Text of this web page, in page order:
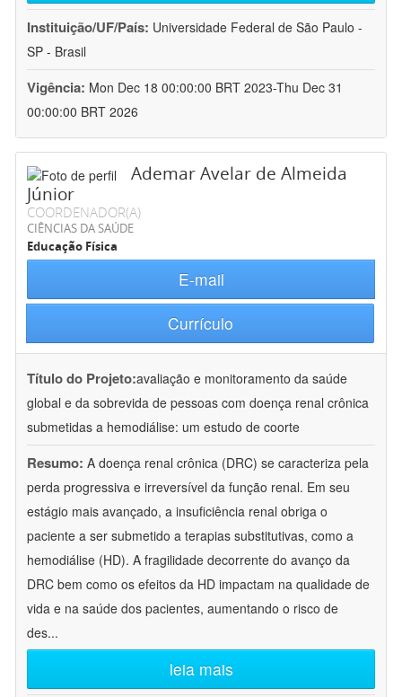
Instituição/UF/País: Universidade Federal de São Paulo -
SP - Brasil
Vigência: Mon Dec 18 00:00:00 BRT 2023-Thu Dec 31
00:00:00 BRT 2026
Ademar Avelar de Almeida
Júnior
COORDENADOR(A)
CIÊNCIAS DA SAÚDE
Educação Física
E-mail
Currículo
Título do Projeto:avaliação e monitoramento da saúde
global e da sobrevida de pessoas com doença renal crônica
submetidas a hemodiálise: um estudo de coorte
Resumo: A doença renal crônica (DRC) se caracteriza pela
perda progressiva e irreversível da função renal. Em seu
estágio mais avançado, a insuficiência renal obriga o
paciente a ser submetido a terapias substitutivas, como a
hemodiálise (HD). A fragilidade decorrente do avanço da
DRC bem como os efeitos da HD impactam na qualidade de
vida e na saúde dos pacientes, aumentando o risco de
des...
leia mais